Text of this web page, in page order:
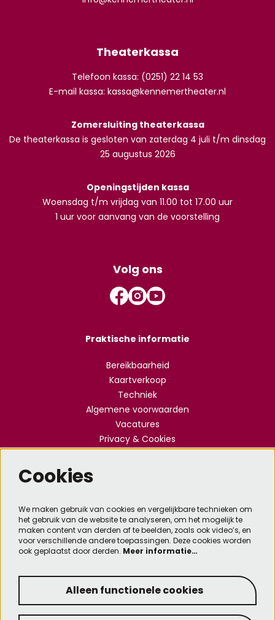
Theaterkassa
Telefoon kassa: (0251) 22 14 53
E-mail kassa: kassa@kennemertheater.nl
Zomersluiting theaterkassa
De theaterkassa is gesloten van zaterdag 4 juli t/m dinsdag
25 augustus 2026
Openingstijden kassa
Woensdag t/m vrijdag van 11.00 tot 17.00 uur
1 uur voor aanvang van de voorstelling
Volg ons
Praktische informatie
Bereikbaarheid
Kaartverkoop
Techniek
Algemene voorwaarden
Vacatures
Privacy & Cookies
Meld je aan voor de nieuwsbrief
Aanmelden
Deze site wordt beschermd door reCAPTCHA, dataverwerking gebeurt in overeenstemming met
Cookies
We maken gebruik van cookies en vergelijkbare technieken om
het gebruik van de website te analyseren, om het mogelijk te
maken content van derden af te beelden, zoals ook video’s, en
voor verschillende andere toepassingen. Deze cookies worden
ook geplaatst door derden. Meer informatie…
Alleen functionele cookies